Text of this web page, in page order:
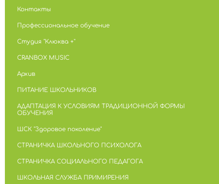
Контакты
Профессиональное обучение
Студия "Клюква +"
CRANBOX MUSIC
Архив
ПИТАНИЕ ШКОЛЬНИКОВ
АДАПТАЦИЯ К УСЛОВИЯМ ТРАДИЦИОННОЙ ФОРМЫ
ОБУЧЕНИЯ
ШСК "Здоровое поколение"
СТРАНИЧКА ШКОЛЬНОГО ПСИХОЛОГА
СТРАНИЧКА СОЦИАЛЬНОГО ПЕДАГОГА
ШКОЛЬНАЯ СЛУЖБА ПРИМИРЕНИЯ